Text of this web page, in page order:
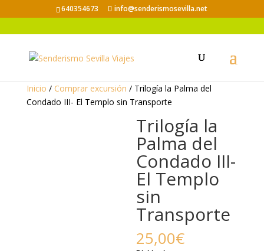
640354673 info@senderismosevilla.net
Inicio / Comprar excursión / Trilogía la Palma del
Condado III- El Templo sin Transporte
Trilogía la
Palma del
Condado III-
El Templo
sin
Transporte
25,00€